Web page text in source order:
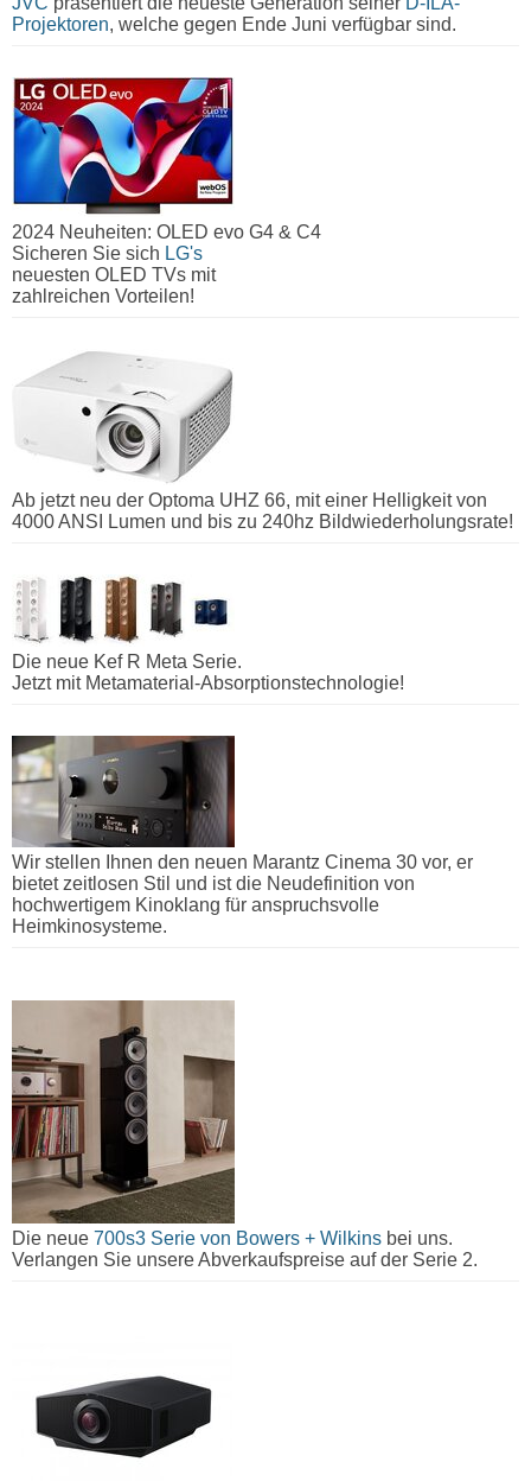
Projektoren, welche gegen Ende Juni verfügbar sind.
2024 Neuheiten: OLED evo G4 & C4
Sicheren Sie sich LG's
neuesten OLED TVs mit
zahlreichen Vorteilen!
Ab jetzt neu der Optoma UHZ 66, mit einer Helligkeit von
4000 ANSI Lumen und bis zu 240hz Bildwiederholungsrate!
Die neue Kef R Meta Serie.
Jetzt mit Metamaterial-Absorptionstechnologie!
Wir stellen Ihnen den neuen Marantz Cinema 30 vor, er
bietet zeitlosen Stil und ist die Neudefinition von
hochwertigem Kinoklang für anspruchsvolle
Heimkinosysteme.
Die neue 700s3 Serie von Bowers + Wilkins bei uns.
Verlangen Sie unsere Abverkaufspreise auf der Serie 2.